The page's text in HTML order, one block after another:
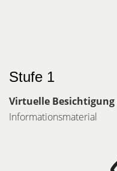
Stufe 1
Virtuelle Besichtigung
Informationsmaterial